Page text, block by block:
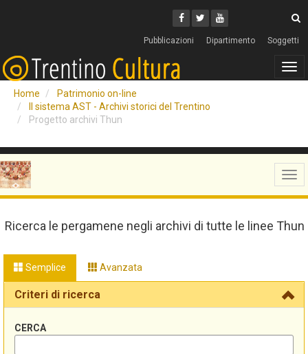
Facebook
Twitter
Youtube
Pubblicazioni Dipartimento Soggetti
Home
Patrimonio on-line
Il sistema AST - Archivi storici del Trentino
Progetto archivi Thun
Ricerca le pergamene negli archivi di tutte le linee Thun
Semplice Avanzata
Criteri di ricerca
CERCA